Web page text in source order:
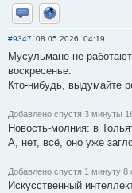
Отправить личное
Сайт
#9347 08.05.2026, 04:19
Мусульмане не
воскресенье.
Кто-нибудь, выдумайте
Добавлено спустя 3 минуты
Новость-молния: в
А, нет, всё, оно уже
Добавлено спустя 1 минуту 8
Искусственный